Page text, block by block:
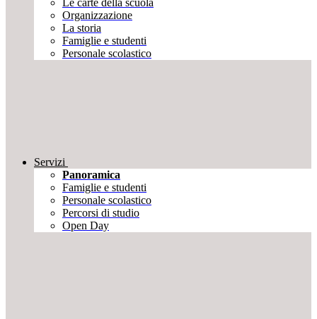
Le carte della scuola
Organizzazione
La storia
Famiglie e studenti
Personale scolastico
Servizi
Panoramica
Famiglie e studenti
Personale scolastico
Percorsi di studio
Open Day